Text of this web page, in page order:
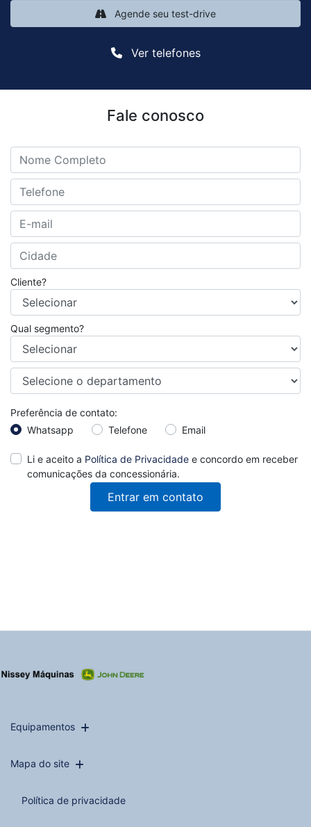
Ver telefones
Agende seu test-drive
Fale conosco
Cliente?
Qual segmento?
Preferência de contato:
Whatsapp
Telefone Email
Li e aceito a Política de Privacidade e concordo em receber
comunicações da concessionária.
Entrar em contato
Equipamentos
Mapa do site
Política de privacidade